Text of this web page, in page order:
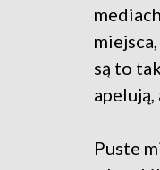
są to
Puste